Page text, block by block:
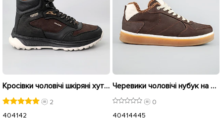
Кросівки чоловічі шкіряні хутро 590431 Чорні коричневі розпродаж
2
404142
Черевики чоловічі нубук на хутрі 592689 Коричневі
0
40414445